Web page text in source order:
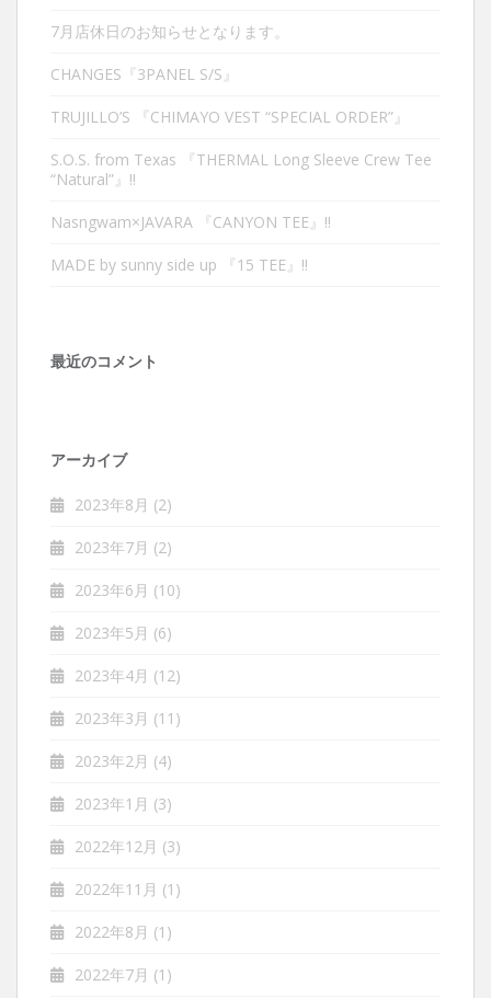
7月店休日のお知らせとなります。
CHANGES『3PANEL S/S』
TRUJILLO’S 『CHIMAYO VEST “SPECIAL ORDER”』
S.O.S. from Texas 『THERMAL Long Sleeve Crew Tee
“Natural”』‼︎
Nasngwam×JAVARA 『CANYON TEE』‼︎
MADE by sunny side up 『15 TEE』‼︎
最近のコメント
アーカイブ
2023年8月 (2)
2023年7月 (2)
2023年6月 (10)
2023年5月 (6)
2023年4月 (12)
2023年3月 (11)
2023年2月 (4)
2023年1月 (3)
2022年12月 (3)
2022年11月 (1)
2022年8月 (1)
2022年7月 (1)